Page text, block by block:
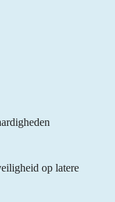
op latere